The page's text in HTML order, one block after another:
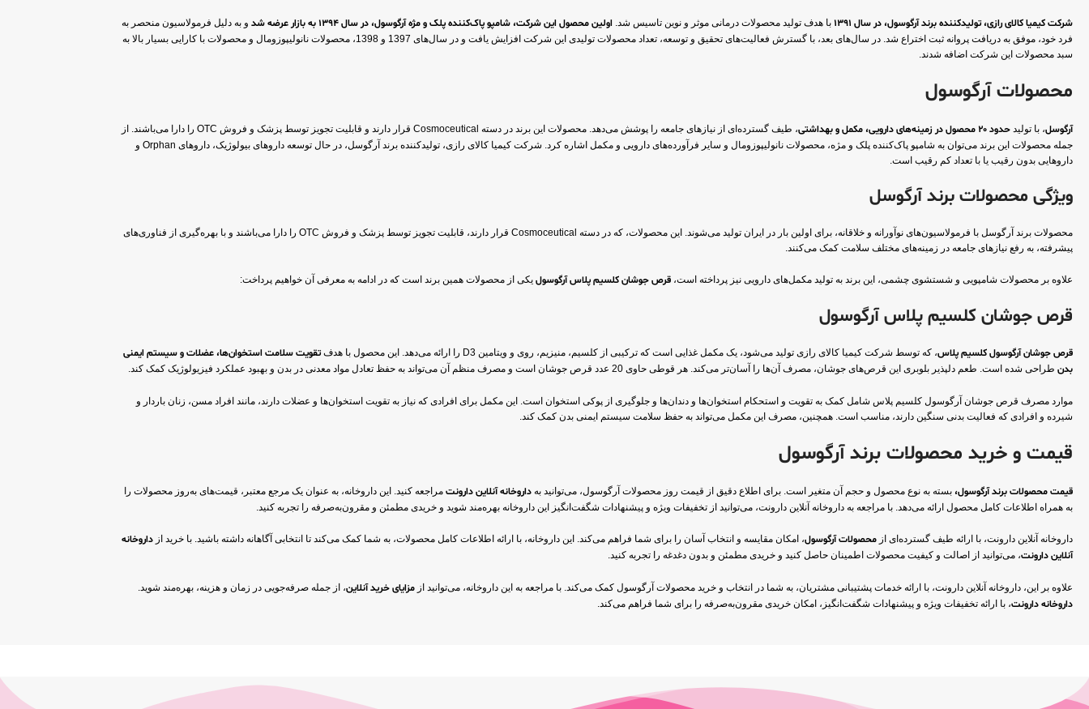
شرکت کیمیا کالای رازی، تولیدکننده برند آرگوسول، در سال 1391 با هدف تولید محصولات درمانی موثر و نوین تاسیس شد. اولین محصول این شرکت، شامپو پاک‌کننده پلک و مژه آرگوسول، در سال 1394 به بازار عرضه شد
و به دلیل فرمولاسیون منحصر به
فرد خود، موفق به دریافت پروانه ثبت اختراع شد. در سال‌های بعد، با گسترش فعالیت‌های تحقیق و توسعه، تعداد محصولات تولیدی این شرکت افزایش یافت و در سال‌های 1397 و 1398، محصولات نانولیپوزومال و محصولات با کارایی بسیار بالا به
سبد محصولات این شرکت اضافه شدند.
محصولات آرگوسول
آرگوسل، با تولید حدود 20 محصول در زمینه‌های دارویی، مکمل و بهداشتی
، طیف گسترده‌ای از نیازهای جامعه را پوشش می‌دهد. محصولات این برند در دسته Cosmoceutical قرار دارند و قابلیت تجویز توسط پزشک و فروش OTC را دارا می‌باشند. از
جمله محصولات این برند می‌توان به شامپو پاک‌کننده پلک و مژه، محصولات نانولیپوزومال و سایر فرآورده‌های دارویی و مکمل اشاره کرد. شرکت کیمیا کالای رازی، تولیدکننده برند آرگوسل، در حال توسعه داروهای بیولوژیک، داروهای Orphan و
داروهایی بدون رقیب یا با تعداد کم رقیب است.
ویژگی محصولات برند آرگوسل
محصولات برند آرگوسل با فرمولاسیون‌های نوآورانه و خلاقانه، برای اولین بار در ایران تولید می‌شوند. این محصولات، که در دسته Cosmoceutical قرار دارند، قابلیت تجویز توسط پزشک و فروش OTC را دارا می‌باشند و با بهره‌گیری از فناوری‌های
پیشرفته، به رفع نیازهای جامعه در زمینه‌های مختلف سلامت کمک می‌کنند.
علاوه بر محصولات شامپویی و شستشوی چشمی، این برند به تولید مکمل‌های دارویی نیز پرداخته است، قرص جوشان کلسیم پلاس آرگوسول یکی از محصولات همین برند است که در ادامه به معرفی آن خواهیم پرداخت:
قرص جوشان کلسیم پلاس آرگوسول
قرص جوشان آرگوسول کلسیم پلاس، که توسط شرکت کیمیا کالای رازی تولید می‌شود، یک مکمل غذایی است که ترکیبی از کلسیم، منیزیم، روی و ویتامین D3 را ارائه می‌دهد. این محصول با هدف
تقویت سلامت استخوان‌ها، عضلات و سیستم ایمنی
بدن طراحی شده است. طعم دلپذیر بلوبری این قرص‌های جوشان، مصرف آن‌ها را آسان‌تر می‌کند. هر قوطی حاوی 20 عدد قرص جوشان است و مصرف منظم آن می‌تواند به حفظ تعادل مواد معدنی در بدن و بهبود عملکرد فیزیولوژیک کمک کند.
موارد مصرف قرص جوشان آرگوسول کلسیم پلاس شامل کمک به تقویت و استحکام استخوان‌ها و دندان‌ها و جلوگیری از پوکی استخوان است. این مکمل برای افرادی که نیاز به تقویت استخوان‌ها و عضلات دارند، مانند افراد مسن، زنان باردار و
شیرده و افرادی که فعالیت بدنی سنگین دارند، مناسب است. همچنین، مصرف این مکمل می‌تواند به حفظ سلامت سیستم ایمنی بدن کمک کند.
قیمت و خرید محصولات برند آرگوسول
قیمت محصولات برند آرگوسول، بسته به نوع محصول و حجم آن متغیر است. برای اطلاع دقیق از قیمت روز محصولات آرگوسول، می‌توانید به داروخانه آنلاین دارونت مراجعه کنید. این داروخانه، به عنوان یک مرجع معتبر، قیمت‌های به‌روز محصولات را
به همراه اطلاعات کامل محصول ارائه می‌دهد. با مراجعه به داروخانه آنلاین دارونت، می‌توانید از تخفیفات ویژه و پیشنهادات شگفت‌انگیز این داروخانه بهره‌مند شوید و خریدی مطمئن و مقرون‌به‌صرفه را تجربه کنید.
داروخانه آنلاین دارونت، با ارائه طیف گسترده‌ای از محصولات آرگوسول، امکان مقایسه و انتخاب آسان را برای شما فراهم می‌کند. این داروخانه، با ارائه اطلاعات کامل محصولات، به شما کمک می‌کند تا انتخابی آگاهانه داشته باشید. با خرید از داروخانه
آنلاین دارونت، می‌توانید از اصالت و کیفیت محصولات اطمینان حاصل کنید و خریدی مطمئن و بدون دغدغه را تجربه کنید.
علاوه بر این، داروخانه آنلاین دارونت، با ارائه خدمات پشتیبانی مشتریان، به شما در انتخاب و خرید محصولات آرگوسول کمک می‌کند. با مراجعه به این داروخانه، می‌توانید از مزایای خرید آنلاین، از جمله صرفه‌جویی در زمان و هزینه، بهره‌مند شوید.
داروخانه دارونت، با ارائه تخفیفات ویژه و پیشنهادات شگفت‌انگیز، امکان خریدی مقرون‌به‌صرفه را برای شما فراهم می‌کند.